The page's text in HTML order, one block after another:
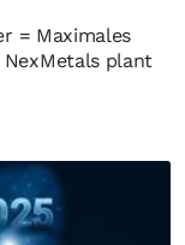
= Maximales
NexMetals plant